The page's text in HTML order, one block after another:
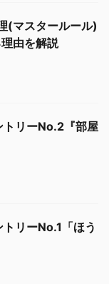
(マスタールール)
由を解説
トリーNo.2『部屋
リーNo.1「ほう